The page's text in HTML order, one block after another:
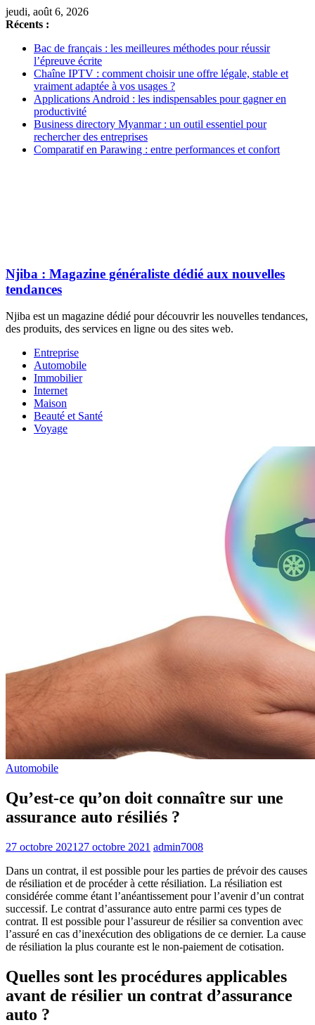
jeudi, août 6, 2026
Récents :
Bac de français : les meilleures méthodes pour réussir
l’épreuve écrite
Chaîne IPTV : comment choisir une offre légale, stable et
vraiment adaptée à vos usages ?
Applications Android : les indispensables pour gagner en
productivité
Business directory Myanmar : un outil essentiel pour
rechercher des entreprises
Comparatif en Parawing : entre performances et confort
Njiba : Magazine généraliste dédié aux nouvelles
tendances
Njiba est un magazine dédié pour découvrir les nouvelles tendances,
des produits, des services en ligne ou des sites web.
Entreprise
Automobile
Immobilier
Internet
Maison
Beauté et Santé
Voyage
Automobile
Qu’est-ce qu’on doit connaître sur une
assurance auto résiliés ?
27 octobre 2021 27 octobre 2021 admin7008
Dans un contrat, il est possible pour les parties de prévoir des causes
de résiliation et de procéder à cette résiliation. La résiliation est
considérée comme étant l’anéantissement pour l’avenir d’un contrat
successif. Le contrat d’assurance auto entre parmi ces types de
contrat. Il est possible pour l’assureur de résilier sa convention avec
l’assuré en cas d’inexécution des obligations de ce dernier. La cause
de résiliation la plus courante est le non-paiement de cotisation.
Quelles sont les procédures applicables
avant de résilier un contrat d’assurance
auto ?